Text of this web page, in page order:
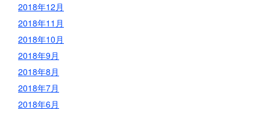
2018年12月
2018年11月
2018年10月
2018年9月
2018年8月
2018年7月
2018年6月